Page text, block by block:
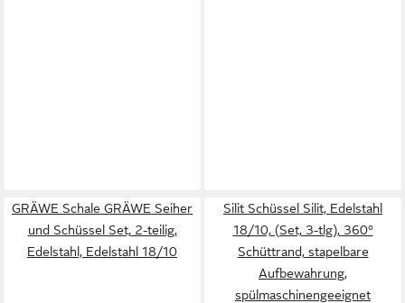
GRÄWE Schale GRÄWE Seiher
und Schüssel Set, 2-teilig,
Edelstahl, Edelstahl 18/10
Silit Schüssel Silit, Edelstahl
18/10, (Set, 3-tlg), 360°
Schüttrand, stapelbare
Aufbewahrung,
spülmaschinengeeignet